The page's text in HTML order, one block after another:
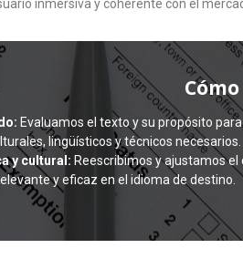
inmersiva y coherente con el
Evaluamos el texto y su propósito
lingüísticos y técnicos necesarios.
y cultural: Reescribimos y ajustamos el
y eficaz en el idioma de destino.